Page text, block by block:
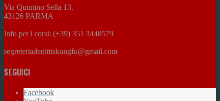
Via Quintino Sella 13,
43126 PARMA
Info per i corsi: (+39) 351 3448579
segreteriadenittiskungfu@gmail.com
SEGUICI
Facebook